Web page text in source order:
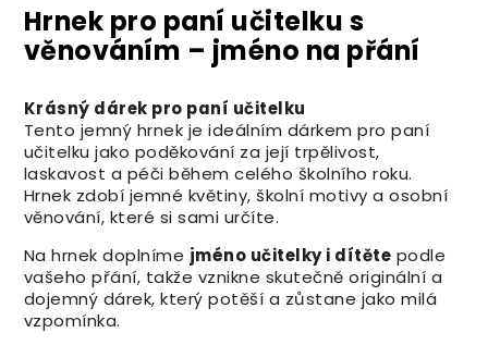
Hrnek pro paní učitelku s
věnováním – jméno na přání
Krásný dárek pro paní učitelku
Tento jemný hrnek je ideálním dárkem pro paní
učitelku jako poděkování za její trpělivost,
laskavost a péči během celého školního roku.
Hrnek zdobí jemné květiny, školní motivy a osobní
věnování, které si sami určíte.
Na hrnek doplníme jméno učitelky i dítěte podle
vašeho přání, takže vznikne skutečně originální a
dojemný dárek, který potěší a zůstane jako milá
vzpomínka.